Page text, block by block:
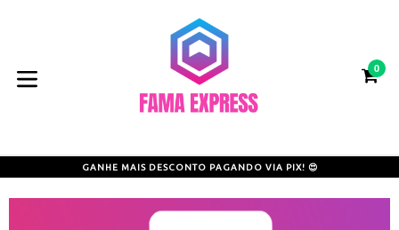
conteúdo
expandir/colapsar
0
GANHE MAIS DESCONTO PAGANDO VIA PIX! 😍